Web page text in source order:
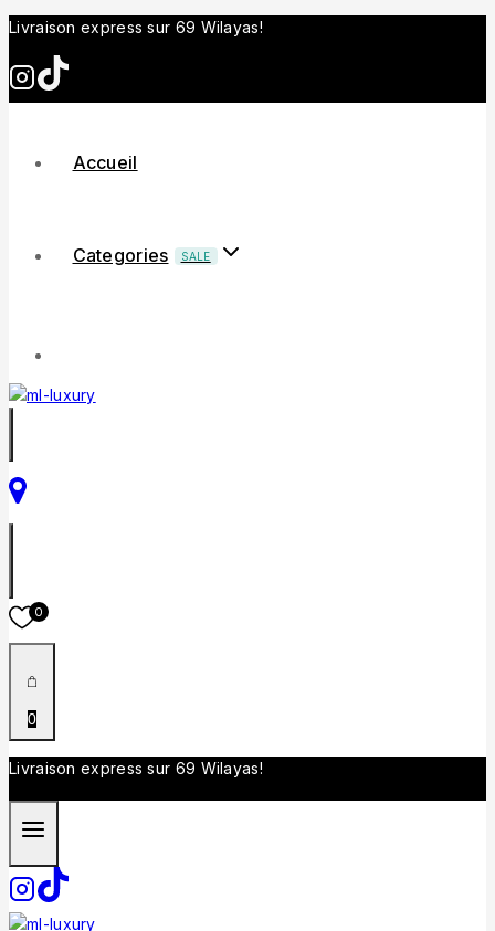
Livraison express sur 69 Wilayas!
Accueil
Categories SALE
0
0
Livraison express sur 69 Wilayas!